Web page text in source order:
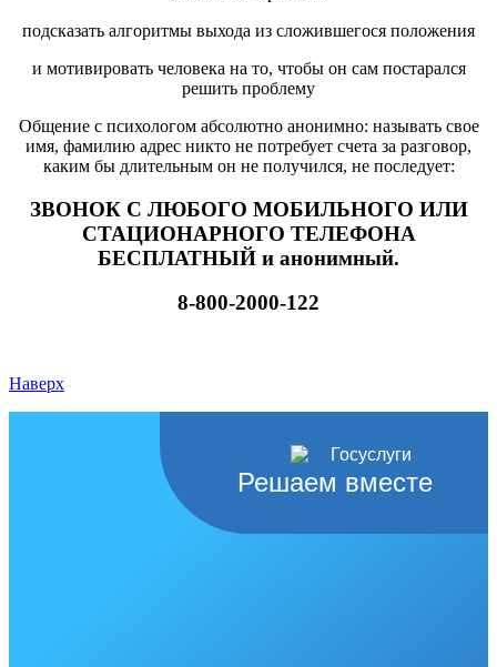
подсказать алгоритмы выхода из сложившегося положения
и мотивировать человека на то, чтобы он сам постарался
решить проблему
Общение с психологом абсолютно анонимно: называть свое
имя, фамилию адрес никто не потребует cчета за разговор,
каким бы длительным он не получился, не последует:
ЗВОНОК С ЛЮБОГО МОБИЛЬНОГО ИЛИ
СТАЦИОНАРНОГО ТЕЛЕФОНА
БЕСПЛАТНЫЙ и анонимный.
8-800-2000-122
Наверх
Решаем вместе